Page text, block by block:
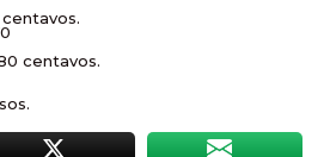
centavos.